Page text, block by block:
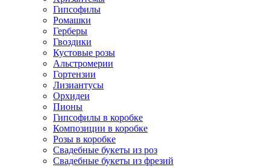
Гипсофилы
Ромашки
Герберы
Гвоздики
Кустовые розы
Альстромерии
Гортензии
Лизиантусы
Орхидеи
Пионы
Гипсофилы в коробке
Композиции в коробке
Розы в коробке
Свадебные букеты из роз
Свадебные букеты из фрезий